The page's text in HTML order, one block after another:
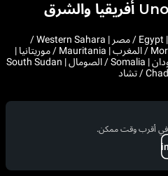
معلومات الاتصال في Unox أفريقيا والشرق
Algeria / الجزائر | Djibouti / جيبوتي | Egypt / مصر | Western Sahara /
الصحراء الغربية | Libya / ليبيا | Morocco / المغرب | Mauritania / موريتانيا |
Palestine / فلسطين | Sudan / السودان | Somalia / الصومال | South Sudan
في أقرب وقت ممكن.